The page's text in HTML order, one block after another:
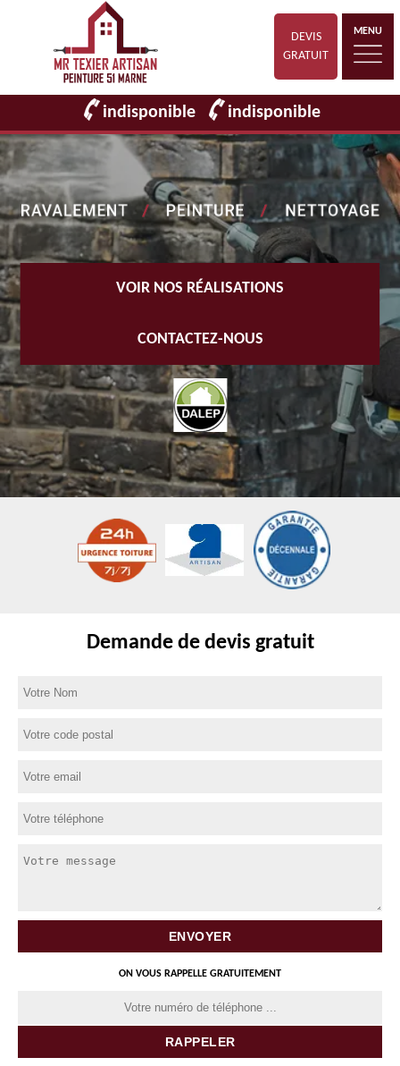
DEVIS
GRATUIT
MENU
indisponible indisponible
VOIR NOS RÉALISATIONS
CONTACTEZ-NOUS
Demande de devis gratuit
ON VOUS RAPPELLE GRATUITEMENT